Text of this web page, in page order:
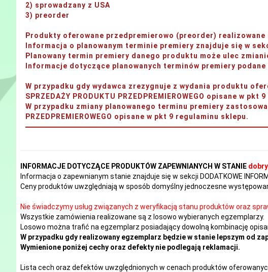
2) sprowadzany z USA
3) preorder
Produkty oferowane przedpremierowo (preorder)
Informacja o planowanym terminie premiery znajduje się w
Planowany termin premiery danego produktu może ulec
Informacje dotyczące planowanych terminów premiery
W przypadku gdy wydawca zrezygnuje z wydania produktu
SPRZEDAŻY PRODUKTU PRZEDPREMIEROWEGO opisane w
W przypadku zmiany planowanego terminu premiery
PRZEDPREMIEROWEGO opisane w pkt 9 regulaminu sklepu.
INFORMACJE DOTYCZĄCE PRODUKTÓW ZAPEWNIANYCH W STANIE dobry
Informacja o zapewnianym stanie znajduje się w sekcji DODATKOWE
Ceny produktów uwzględniają w sposób domyślny jednoczesne
Nie świadczymy usług związanych z weryfikacją stanu produktów oraz
Wszystkie zamówienia realizowane są z losowo wybieranych egzemplarzy.
Losowo można trafić na egzemplarz posiadający dowolną kombinację
W przypadku gdy realizowany egzemplarz będzie w stanie lepszym od
Wymienione poniżej cechy oraz defekty nie podlegają reklamacji.
Lista cech oraz defektów uwzględnionych w cenach produktów